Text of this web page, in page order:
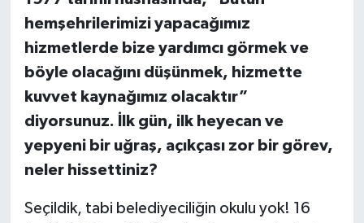
hemşehrilerimizi yapacağımız
hizmetlerde bize yardımcı görmek ve
böyle olacağını düşünmek, hizmette
kuvvet kaynağımız olacaktır”
diyorsunuz. İlk gün, ilk heyecan ve
yepyeni bir uğraş, açıkçası zor bir görev,
neler hissettiniz?
Seçildik, tabi belediyeciliğin okulu yok! 16